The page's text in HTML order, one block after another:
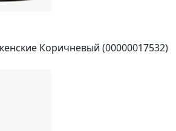
Коричневый (00000017532)